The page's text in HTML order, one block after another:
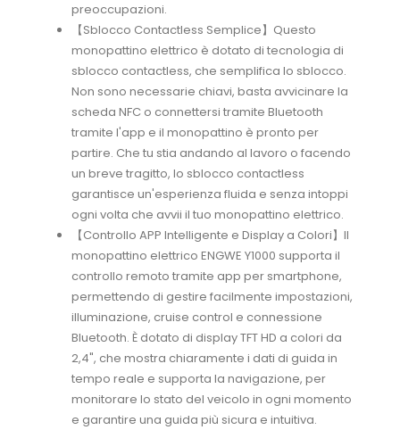
preoccupazioni.
【Sblocco Contactless Semplice】Questo
monopattino elettrico è dotato di tecnologia di
sblocco contactless, che semplifica lo sblocco.
Non sono necessarie chiavi, basta avvicinare la
scheda NFC o connettersi tramite Bluetooth
tramite l'app e il monopattino è pronto per
partire. Che tu stia andando al lavoro o facendo
un breve tragitto, lo sblocco contactless
garantisce un'esperienza fluida e senza intoppi
ogni volta che avvii il tuo monopattino elettrico.
【Controllo APP Intelligente e Display a Colori】Il
monopattino elettrico ENGWE Y1000 supporta il
controllo remoto tramite app per smartphone,
permettendo di gestire facilmente impostazioni,
illuminazione, cruise control e connessione
Bluetooth. È dotato di display TFT HD a colori da
2,4", che mostra chiaramente i dati di guida in
tempo reale e supporta la navigazione, per
monitorare lo stato del veicolo in ogni momento
e garantire una guida più sicura e intuitiva.